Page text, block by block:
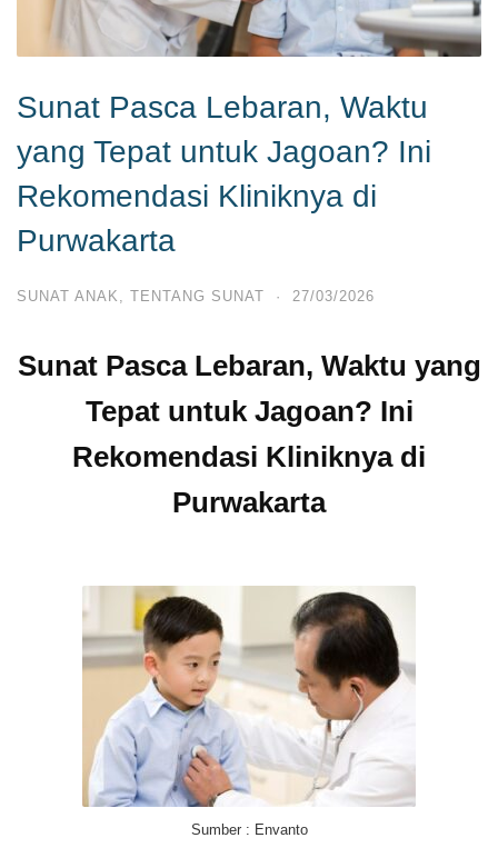
Sunat Pasca Lebaran, Waktu
yang Tepat untuk Jagoan? Ini
Rekomendasi Kliniknya di
Purwakarta
SUNAT ANAK TENTANG SUNAT · 27/03/2026
Sunat Pasca Lebaran, Waktu yang
Tepat untuk Jagoan? Ini
Rekomendasi Kliniknya di
Purwakarta
Sumber : Envanto